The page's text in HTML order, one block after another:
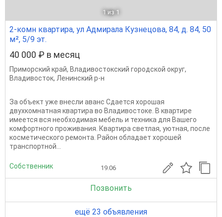
1 из 1
2-комн квартира, ул Адмирала Кузнецова, 84, д. 84, 50
м², 5/9 эт.
40 000 ₽ в месяц
Приморский край, Владивостокский городской округ,
Владивосток, Ленинский р-н
За объект уже внесли аванс Сдается хорошая
двухкомнатная квартира во Владивостоке. В квартире
имеется вся необходимая мебель и техника для Вашего
комфортного проживания. Квартира светлая, уютная, после
косметического ремонта. Район обладает хорошей
транспортной...
Собственник 19.06
Позвонить
ещё 23 объявления